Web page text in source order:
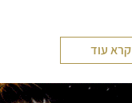
קרא עוד